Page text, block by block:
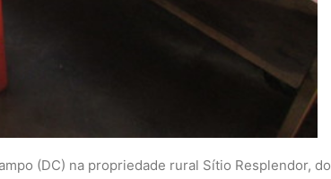
(DC) na propriedade rural Sítio Resplendor, do